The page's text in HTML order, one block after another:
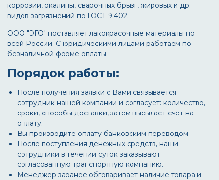
коррозии, окалины, сварочных брызг, жировых и др.
видов загрязнений по ГОСТ 9.402.
ООО "ЭГО" поставляет лакокрасочные материалы по
всей России. С юридическими лицами работаем по
безналичной форме оплаты.
Порядок работы:
После получения заявки с Вами связывается
сотрудник нашей компании и согласует: количество,
сроки, способы доставки, затем высылает счет на
оплату.
Вы производите оплату банковским переводом
После поступления денежных средств, наши
сотрудники в течении суток заказывают
согласованную транспортную компанию.
Менеджер заранее обговаривает наличие товара и